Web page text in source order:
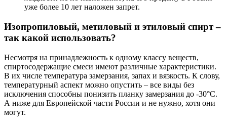
уже более 10 лет наложен запрет.
Изопропиловый, метиловый и этиловый спирт –
так какой использовать?
Несмотря на принадлежность к одному классу веществ,
спиртосодержащие смеси имеют различные характеристики.
В их числе температура замерзания, запах и вязкость. К слову,
температурный аспект можно опустить – все виды без
исключения способны понизить планку замерзания до -30°C.
А ниже для Европейской части России и не нужно, хотя они
могут.